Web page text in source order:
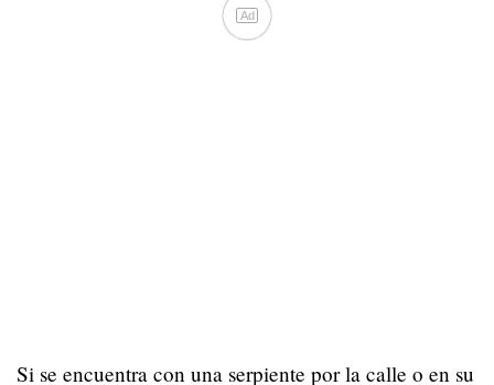
Ad
Si se encuentra con una serpiente por la calle o en su